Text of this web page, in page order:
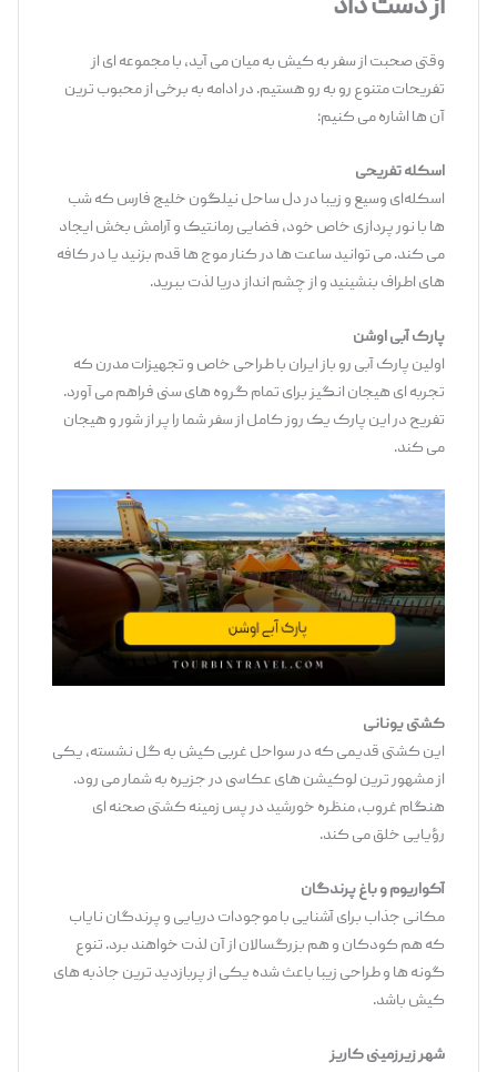
وقتی صحبت از سفر به کیش به میان می‌ آید، با مجموعه ‌ای از
تفریحات متنوع رو به ‌رو هستیم. در ادامه به برخی از محبوب ‌ترین
آن ‌ها اشاره می‌ کنیم:
اسکله تفریحی
اسکله‌ای وسیع و زیبا در دل ساحل نیلگون خلیج فارس که شب
‌ها با نور پردازی خاص خود، فضایی رمانتیک و آرامش‌ بخش ایجاد
می ‌کند. می‌ توانید ساعت‌ ها در کنار موج‌ ها قدم بزنید یا در کافه‌
های اطراف بنشینید و از چشم‌ انداز دریا لذت ببرید.
پارک آبی اوشن
اولین پارک آبی رو باز ایران با طراحی خاص و تجهیزات مدرن که
تجربه‌ ای هیجان ‌انگیز برای تمام گروه‌ های سنی فراهم می ‌آورد.
تفریح در این پارک یک روز کامل از سفر شما را پر از شور و هیجان
می ‌کند.
کشتی یونانی
این کشتی قدیمی که در سواحل غربی کیش به گل نشسته، یکی
از مشهور ترین لوکیشن‌ های عکاسی در جزیره به شمار می ‌رود.
هنگام غروب، منظره خورشید در پس ‌زمینه کشتی صحنه ‌ای
رؤیایی خلق می ‌کند.
آکواریوم و باغ پرندگان
مکانی جذاب برای آشنایی با موجودات دریایی و پرندگان نایاب
که هم کودکان و هم بزرگسالان از آن لذت خواهند برد. تنوع
گونه‌ ها و طراحی زیبا باعث شده یکی از پربازدید ترین جاذبه های
کیش باشد.
شهر زیرزمینی کاریز